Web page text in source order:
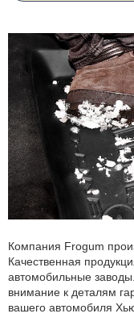
Компания Frogum
Качественная
автомобильные
внимание к деталям
вашего автомобиля